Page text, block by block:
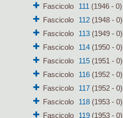
Fascicolo
111 (1946 - 0)
Fascicolo
112(1948 - 0)
Fascicolo
113(1949 - 0)
Fascicolo
114(1950 - 0)
Fascicolo
115(1951 - 0)
Fascicolo
116(1952 - 0)
Fascicolo
117(1952 - 0)
Fascicolo
118(1953 - 0)
Fascicolo
119(1953 - 0)